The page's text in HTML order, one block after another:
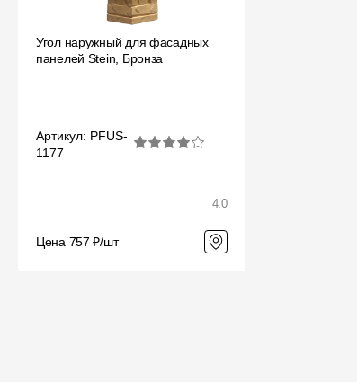
Угол наружный для фасадных
панелей Stein, Бронза
Артикул: PFUS-
1177
4.0
Цена 757 ₽/шт